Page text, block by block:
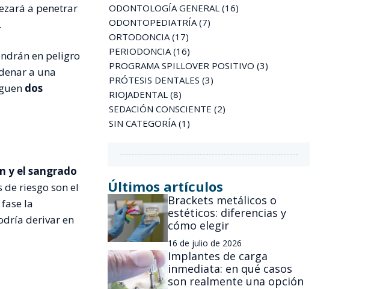
a penetrar
en peligro
a una
dos
y el sangrado
riesgo son el
la
derivar en
ODONTOLOGÍA GENERAL(16)
ODONTOPEDIATRÍA(7)
ORTODONCIA(17)
PERIODONCIA(16)
PROGRAMA SPILLOVER POSITIVO (3)
PRÓTESIS DENTALES (3)
RIOJADENTAL(8)
SEDACIÓN CONSCIENTE (2)
SIN CATEGORÍA(1)
Últimos artículos
Brackets metálicos o
estéticos: diferencias y
cómo elegir
16 de julio de 2026
Implantes de carga
inmediata: en qué casos
son realmente una opción